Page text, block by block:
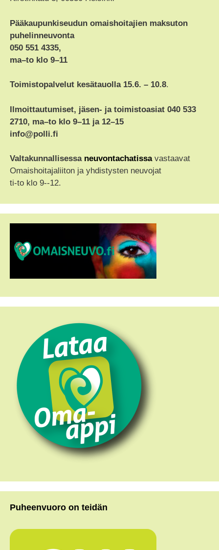
Pääkaupunkiseudun omaishoitajien maksuton
puhelinneuvonta
050 551 4335,
ma–to klo 9–11
Toimistopalvelut kesätauolla 15.6. – 10.8.
Ilmoittautumiset, jäsen- ja toimistoasiat 040 533
2710, ma–to klo 9–11 ja 12–15
info@polli.fi
Valtakunnallisessa neuvontachatissavastaavat
Omaishoitajaliiton ja yhdistysten neuvojat
ti-to klo 9--12.
Puheenvuoro on teidän